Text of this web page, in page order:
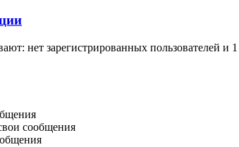
нет зарегистрированных пользователей и 1
сообщения